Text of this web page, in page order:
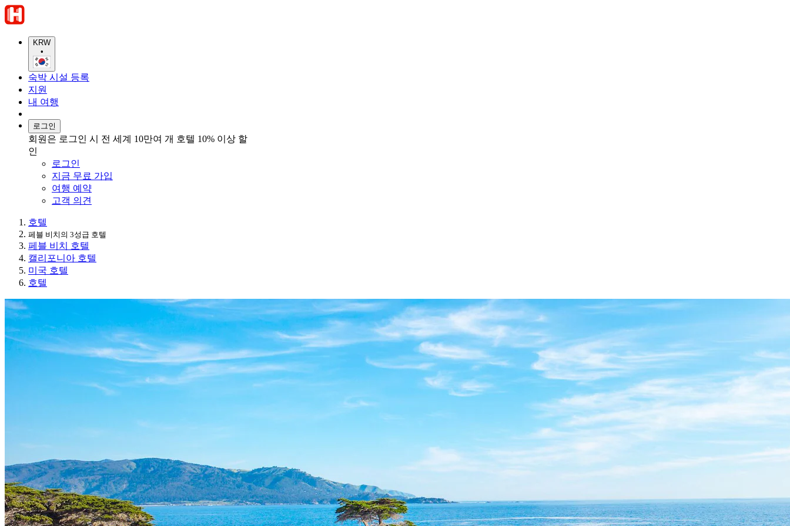
KRW
•
숙박 시설 등록
지원
내 여행
로그인
회원은 로그인 시 전 세계 10만여 개 호텔 10% 이상 할
인
로그인
지금 무료 가입
여행 예약
고객 의견
호텔
페블 비치의 3성급 호텔
페블 비치 호텔
캘리포니아 호텔
미국 호텔
호텔